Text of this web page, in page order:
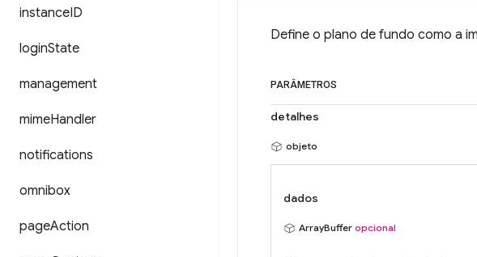
instanceID
loginState
management
mimeHandler
notifications
omnibox
pageAction
Define o plano de fundo como a
PARÂMETROS
detalhes
objeto
dados
ArrayBuffer opcional